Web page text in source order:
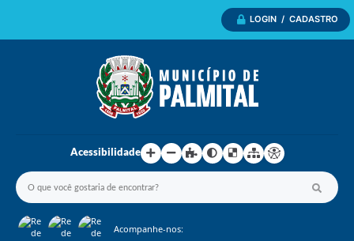
LOGIN / CADASTRO
Acessibilidade
Acompanhe-nos: